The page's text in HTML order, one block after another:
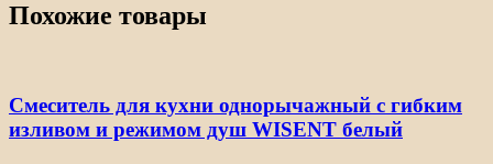
Похожие товары
Смеситель для кухни однорычажный с гибким
изливом и режимом душ WISENT белый